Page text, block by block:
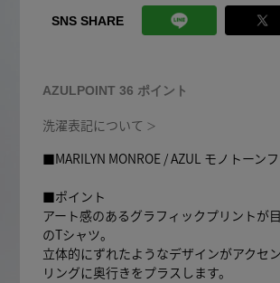
SNS SHARE
AZULPOINT 36 ポイント
洗濯表記について ＞
■MARILYN MONROE / AZUL モノトーン
■ポイント
アート感のあるグラフィックプリントが
のTシャツ。
立体的にずれたようなデザインがアクセ
リングに奥行きをプラスします。